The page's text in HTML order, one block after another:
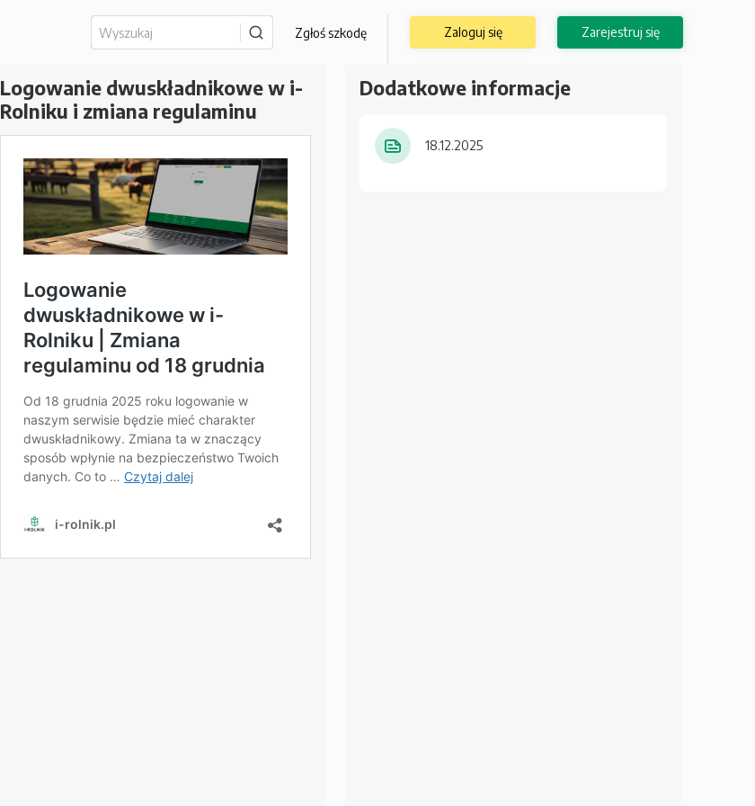
Zgłoś szkodę Zaloguj się Zarejestruj się
Logowanie dwuskładnikowe w i-
Rolniku i zmiana regulaminu
Dodatkowe informacje
18.12.2025